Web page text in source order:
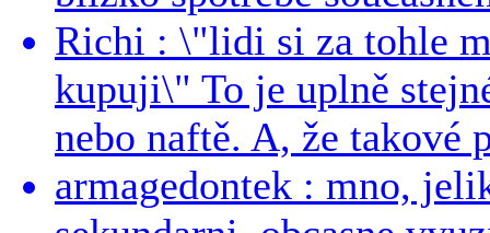
Richi : \"lidi si za tohle
kupuji\" To je uplně
nebo naftě. A, že takové
armagedontek : mno,